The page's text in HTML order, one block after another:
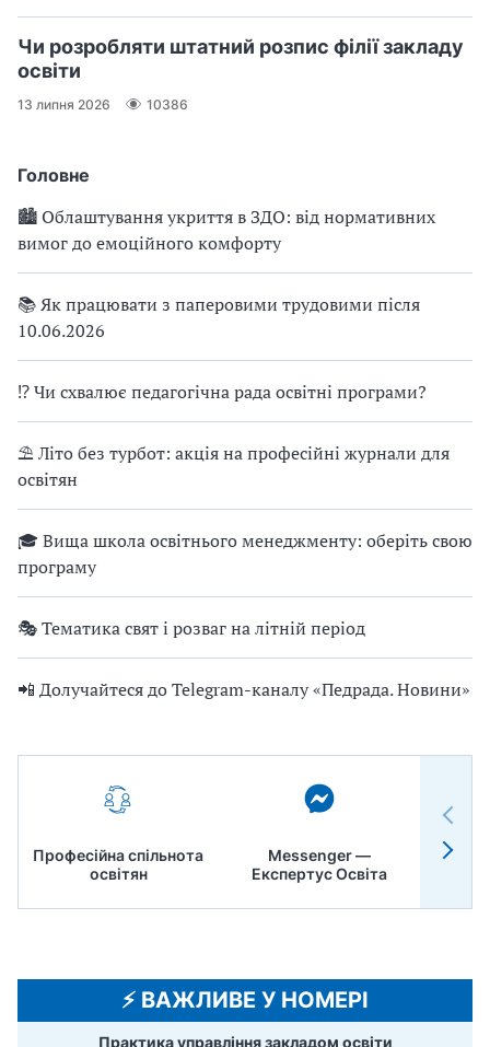
Головне
🏙 Облаштування укриття в ЗДО: від нормативних
вимог до емоційного комфорту
📚 Як працювати з паперовими трудовими після
10.06.2026
⁉ Чи схвалює педагогічна рада освітні програми?
⛱ Літо без турбот: акція на професійні журнали для
освітян
🎓 Вища школа освітнього менеджменту: оберіть свою
програму
🎭 Тематика свят і розваг на літній період
📲 Долучайтеся до Telegram-каналу «Педрада. Новини»
Професійна спільнота
освітян
Messenger —
Експертус Освіта
Чи розробляти штатний розпис філії закладу
освіти
13 липня 2026 10386
⚡️ ВАЖЛИВЕ У НОМЕРІ
Практика управління закладом освіти